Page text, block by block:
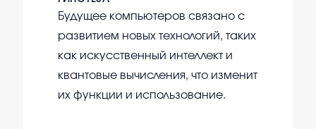
Будущее компьютеров связано с
развитием новых технологий, таких
как искусственный интеллект и
квантовые вычисления, что изменит
их функции и использование.